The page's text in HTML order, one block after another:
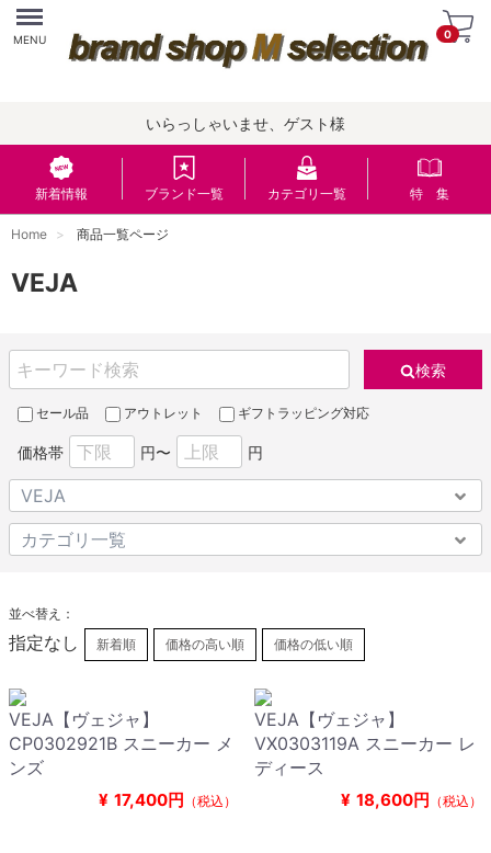
Menu
MENU 0
いらっしゃいませ、ゲスト様
新着情報 ブランド一覧 カテゴリ一覧 特 集
Home 商品一覧ページ
VEJA
検索
セール品 アウトレット ギフトラッピング対応
価格帯 円〜 円
並べ替え：
指定なし 新着順 価格の高い順 価格の低い順
VEJA【ヴェジャ】
CP0302921B スニーカー メ
ンズ
¥ 17,400円 （税込）
VEJA【ヴェジャ】
VX0303119A スニーカー レ
ディース
¥ 18,600円 （税込）